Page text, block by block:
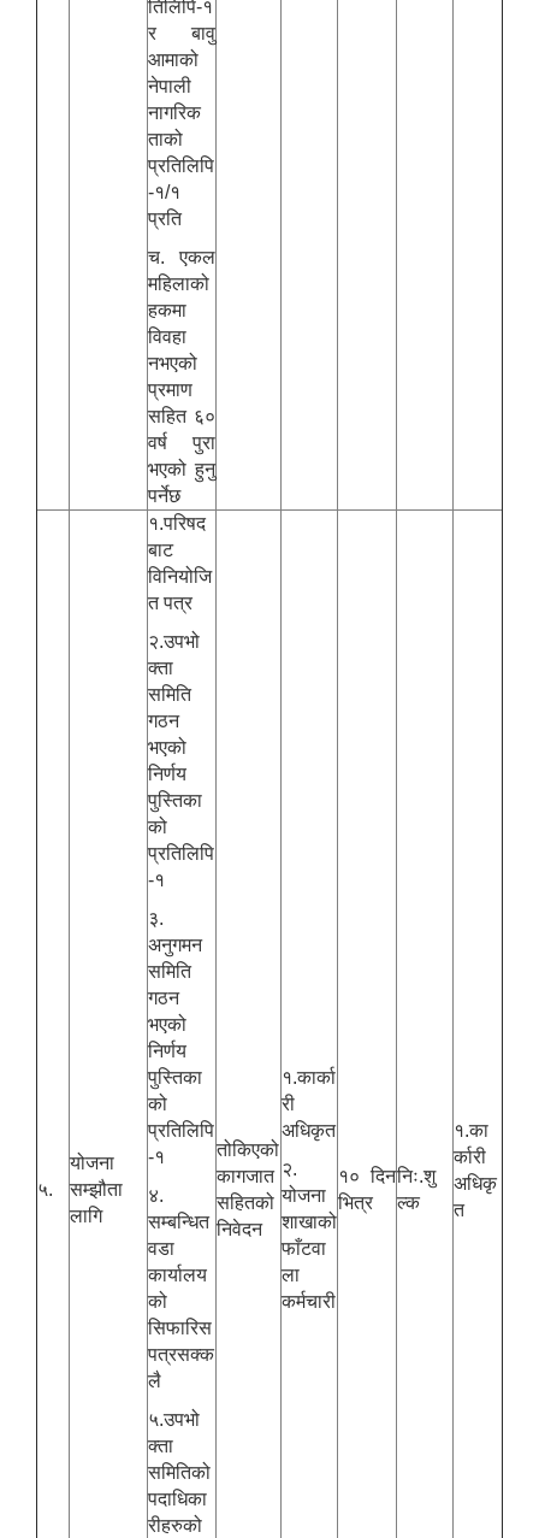
तिलिपि-१
र बावु
आमाको
नेपाली
नागरिक
ताको
प्रतिलिपि
-१/१
प्रति
च. एकल
महिलाको
हकमा
विवहा
नभएको
प्रमाण
सहित ६०
वर्ष पुरा
भएको हुनु
पर्नेछ
५.
योजना
सम्झौता
लागि
१.परिषद
बाट
विनियोजि
त पत्र
२.उपभो
क्ता
समिति
गठन
भएको
निर्णय
पुस्तिका
को
प्रतिलिपि
-१
३.
अनुगमन
समिति
गठन
भएको
निर्णय
पुस्तिका
को
प्रतिलिपि
-१
४.
सम्बन्धित
वडा
कार्यालय
को
सिफारिस
पत्रसक्क
लै
५.उपभो
क्ता
समितिको
पदाधिका
रीहरुको
तोकिएको
कागजात
सहितको
निवेदन
१.कार्का
री
अधिकृत
२.
योजना
शाखाको
फाँटवा
ला
कर्मचारी
१० दिन
भित्र
निः.शु
ल्क
१.का
र्कारी
अधिकृ
त